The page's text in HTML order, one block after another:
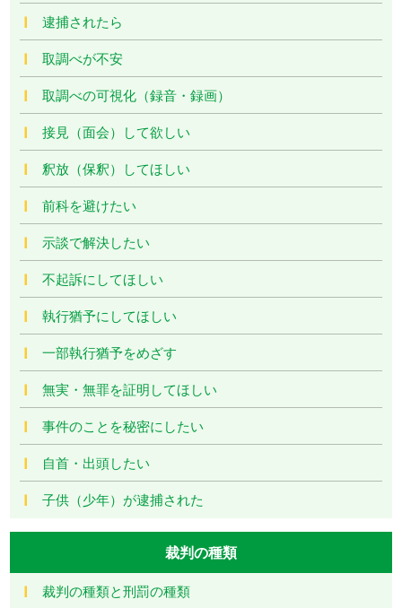
逮捕されたら
取調べが不安
取調べの可視化（録音・録画）
接見（面会）して欲しい
釈放（保釈）してほしい
前科を避けたい
示談で解決したい
不起訴にしてほしい
執行猶予にしてほしい
一部執行猶予をめざす
無実・無罪を証明してほしい
事件のことを秘密にしたい
自首・出頭したい
子供（少年）が逮捕された
裁判の種類
裁判の種類と刑罰の種類